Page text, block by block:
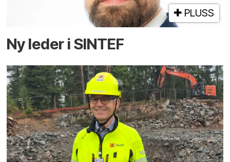
PLUSS
Ny leder i SINTEF